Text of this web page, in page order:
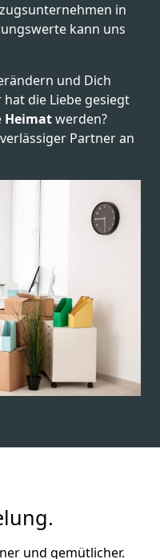
in
kann uns
und Dich
die Liebe gesiegt
Heimatwerden?
Partner an
und gemütlicher.